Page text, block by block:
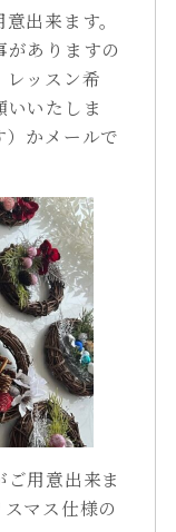
出来ます。
ありますの
レッスン希
いたしま
かメールで
用意出来ま
マス仕様の